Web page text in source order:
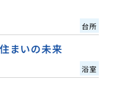
台所
まいの未来
浴室